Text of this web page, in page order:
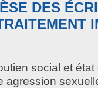
DES
social et
agression